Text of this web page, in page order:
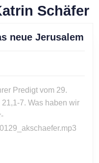
Schäfer
neue Jerusalem
Predigt vom 29.
7. Was haben wir